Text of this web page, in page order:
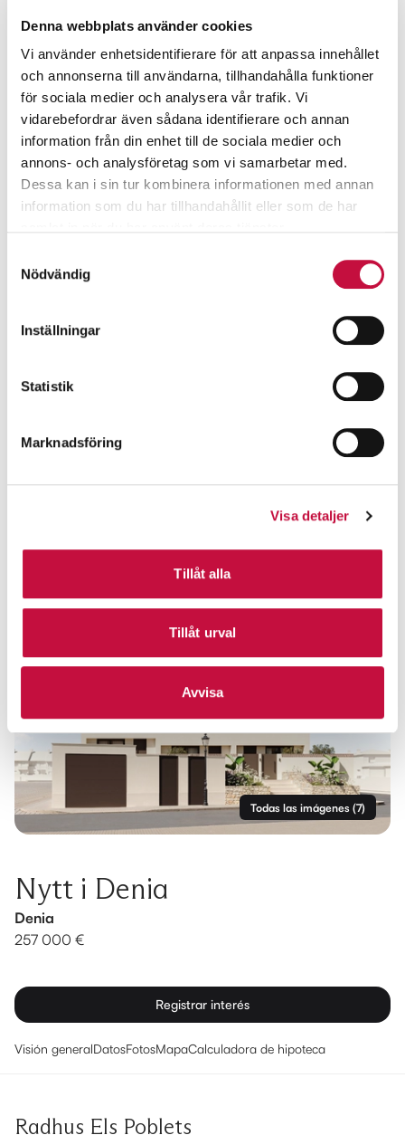
Denna webbplats använder cookies
Vi använder enhetsidentifierare för att anpassa innehållet
och annonserna till användarna, tillhandahålla funktioner
för sociala medier och analysera vår trafik. Vi
vidarebefordrar även sådana identifierare och annan
information från din enhet till de sociala medier och
annons- och analysföretag som vi samarbetar med.
Dessa kan i sin tur kombinera informationen med annan
information som du har tillhandahållit eller som de har
Nödvändig
Inställningar
Statistik
Marknadsföring
Visa detaljer
Tillåt alla
Tillåt urval
Avvisa
Todas las imágenes (7)
Nytt i Denia
Denia
257 000 €
Registrar interés
Visión generalDatosFotosMapaCalculadora de hipoteca
Radhus Els Poblets